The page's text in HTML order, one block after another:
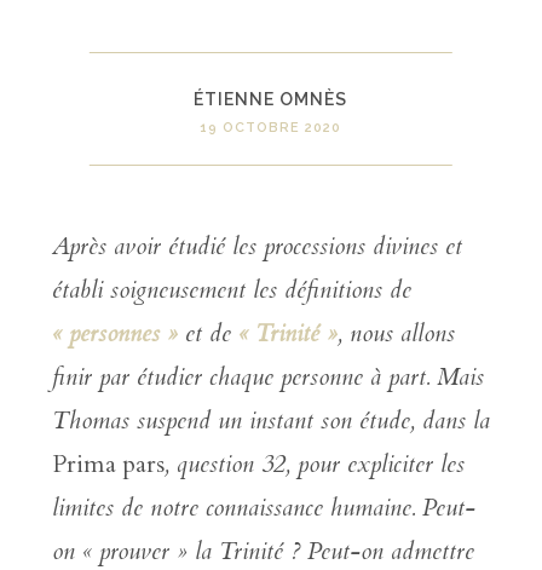
ÉTIENNE OMNÈS
19 OCTOBRE 2020
Après avoir étudié les processions divines et
établi soigneusement les définitions de
« personnes »et de « Trinité », nous allons
finir par étudier chaque personne à part. Mais
Thomas suspend un instant son étude, dans la
Prima pars, question 32, pour expliciter les
limites de notre connaissance humaine. Peut-
on « prouver » la Trinité ? Peut-on admettre